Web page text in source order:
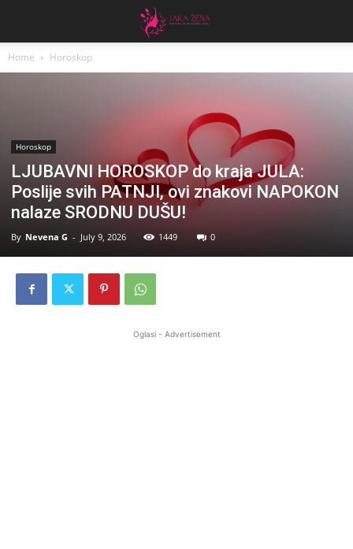
Home Horoskop
Horoskop
LJUBAVNI HOROSKOP do kraja JULA:
Poslije svih PATNJI, ovi znakovi NAPOKON
nalaze SRODNU DUŠU!
By Nevena G - July 9, 2026 1449 0
Oglasi - Advertisement